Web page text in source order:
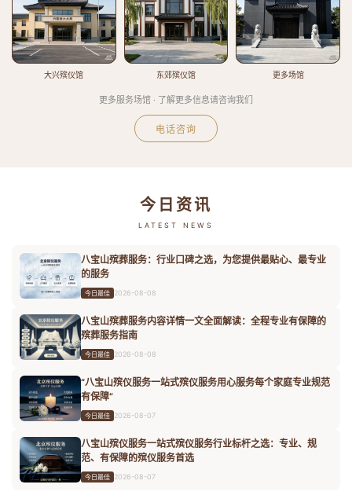
大兴殡仪馆 东郊殡仪馆 更多场馆
更多服务场馆 · 了解更多信息请咨询我们
电话咨询
今日资讯
LATEST NEWS
八宝山殡葬服务：行业口碑之选，为您提供最贴心、最专业
的服务
今日最佳 2026-08-08
八宝山殡葬服务内容详情一文全面解读：全程专业有保障的
殡葬服务指南
今日最佳 2026-08-08
“八宝山殡仪服务一站式殡仪服务用心服务每个家庭专业规范
有保障”
今日最佳 2026-08-07
八宝山殡仪服务一站式殡仪服务行业标杆之选：专业、规
范、有保障的殡仪服务首选
今日最佳 2026-08-07